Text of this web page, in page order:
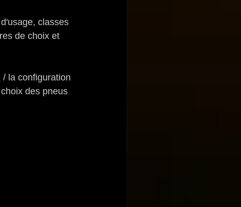
classes
de choix et
/ la configuration
des pneus